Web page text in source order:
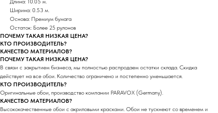
Ширина: 0.53 м.
Основа: Премиум бумага
Остаток: Более 25 рулонов
ПОЧЕМУ ТАКАЯ НИЗКАЯ ЦЕНА?
КТО ПРОИЗВОДИТЕЛЬ?
КАЧЕСТВО МАТЕРИАЛОВ?
ПОЧЕМУ ТАКАЯ НИЗКАЯ ЦЕНА?
В связи с закрытием бизнеса, мы полностью распродаем остатки склада. Скидка
действует на все обои. Количество ограничено и постепенно уменьшается.
КТО ПРОИЗВОДИТЕЛЬ?
Оригинальные обои, производство компании PARAVOX (Germany).
КАЧЕСТВО МАТЕРИАЛОВ?
Высококачественные обои с акриловыми красками. Обои не тускнеют со временем и